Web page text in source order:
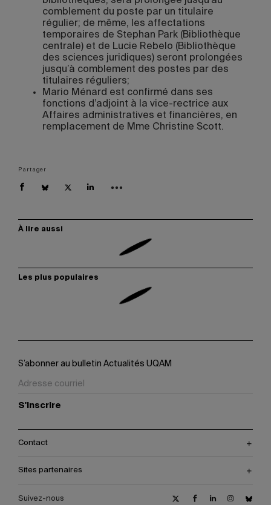
comblement du poste par un titulaire
régulier; de même, les affectations
temporaires de Stephan Park (Bibliothèque
centrale) et de Lucie Rebelo (Bibliothèque
des sciences juridiques) seront prolongées
jusqu’à comblement des postes par des
titulaires réguliers;
Mario Ménard est confirmé dans ses
fonctions d’adjoint à la vice-rectrice aux
Affaires administratives et financières, en
remplacement de Mme Christine Scott.
Partager
À lire aussi
Les plus populaires
S’abonner au bulletin Actualités UQAM
S'inscrire
Contact
Sites partenaires
Suivez-nous